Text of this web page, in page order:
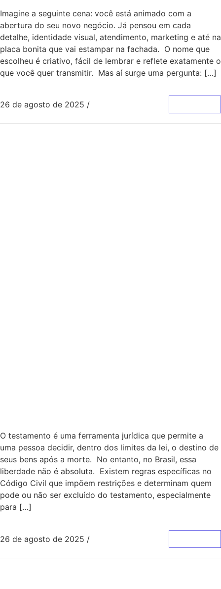
Imagine a seguinte cena: você está animado com a
abertura do seu novo negócio. Já pensou em cada
detalhe, identidade visual, atendimento, marketing e até na
placa bonita que vai estampar na fachada. O nome que
escolheu é criativo, fácil de lembrar e reflete exatamente o
que você quer transmitir. Mas aí surge uma pergunta: […]
26 de agosto de 2025 /
O testamento é uma ferramenta jurídica que permite a
uma pessoa decidir, dentro dos limites da lei, o destino de
seus bens após a morte. No entanto, no Brasil, essa
liberdade não é absoluta. Existem regras específicas no
Código Civil que impõem restrições e determinam quem
pode ou não ser excluído do testamento, especialmente
para […]
26 de agosto de 2025 /